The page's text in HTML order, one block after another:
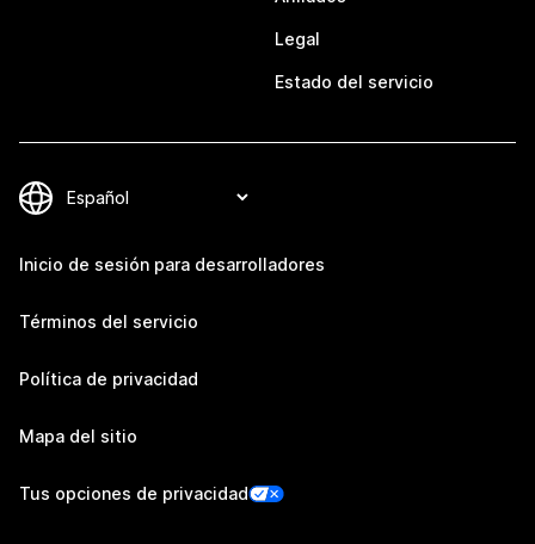
Legal
Estado del servicio
Inicio de sesión para desarrolladores
Términos del servicio
Política de privacidad
Mapa del sitio
Tus opciones de privacidad